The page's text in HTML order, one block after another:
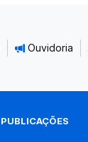
Ouvidoria
PUBLICAÇÕES